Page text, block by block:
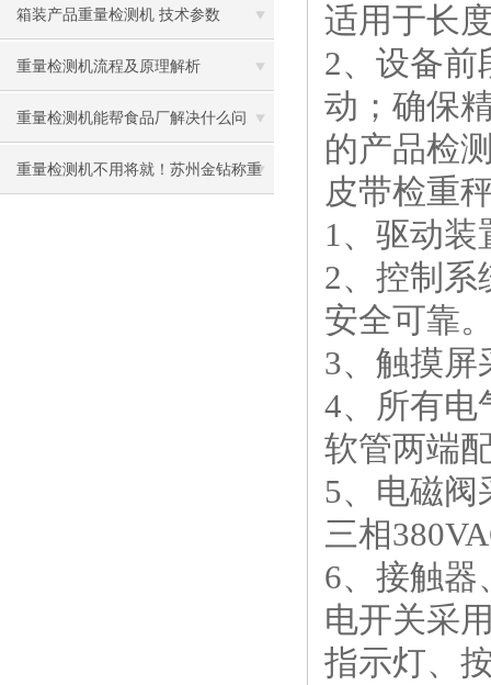
箱装产品重量检测机 技术参数
重量检测机流程及原理解析
重量检测机能帮食品厂解决什么问
题？
重量检测机不用将就！苏州金钻称重
适用于长
2、设备前
动；确保
的产品检
皮带检重
1、驱动装
2、控制系
安全可靠
3、触摸屏
4、所有电
软管两端
5、电磁阀
三相
6、接触器
电开关采
指示灯、